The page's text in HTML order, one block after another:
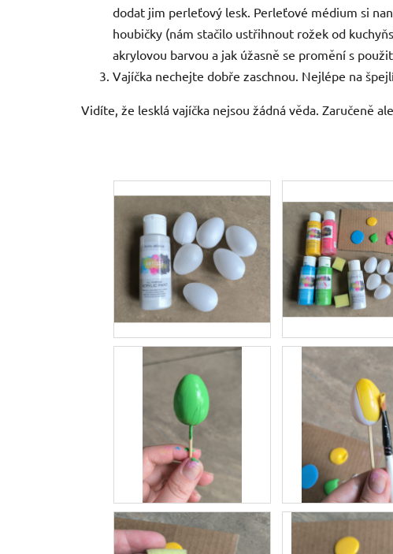
dodat jim perleťový lesk. Perleťové médium si
houbičky (nám stačilo ustřihnout rožek od
akrylovou barvou a jak úžasně se promění s
Vajíčka nechejte dobře zaschnou. Nejlépe na
Vidíte, že lesklá vajíčka nejsou žádná věda. Zaručeně